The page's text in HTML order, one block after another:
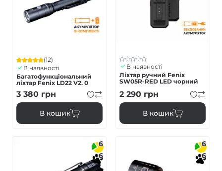
(12)
В наявності
Багатофункціональний
ліхтар Fenix LD22 V2. 0
3 380 грн
В кошик
В наявності
Ліхтар ручний Fenix
SW05R-RED LED чорний
2 290 грн
В кошик
6
6
6
6